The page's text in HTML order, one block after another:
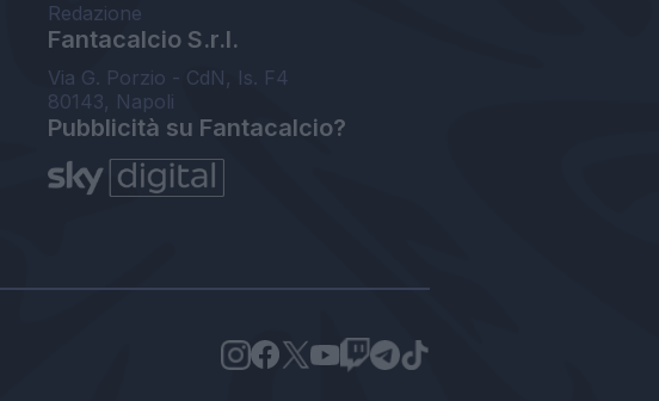
Redazione
Fantacalcio S.r.l.
Via G. Porzio - CdN, Is. F4
80143, Napoli
Pubblicità su Fantacalcio?